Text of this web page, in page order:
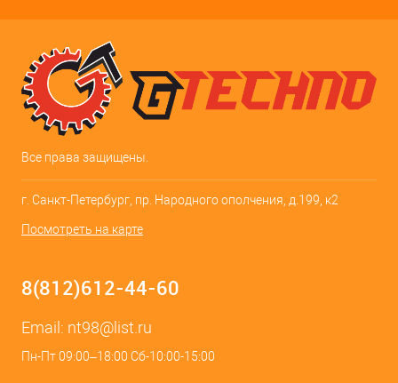
Все права защищены.
г. Санкт-Петербург, пр. Народного ополчения, д.199, к2
Посмотреть на карте
8(812)612-44-60
Email: nt98@list.ru
Пн-Пт 09:00–18:00 Сб-10:00-15:00